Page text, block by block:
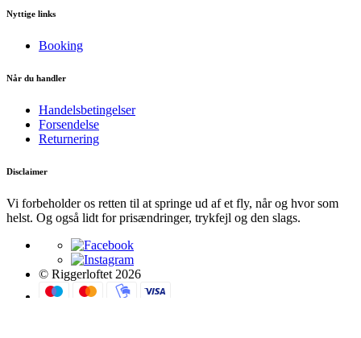
Nyttige links
Booking
Når du handler
Handelsbetingelser
Forsendelse
Returnering
Disclaimer
Vi forbeholder os retten til at springe ud af et fly, når og hvor som
helst. Og også lidt for prisændringer, trykfejl og den slags.
© Riggerloftet 2026